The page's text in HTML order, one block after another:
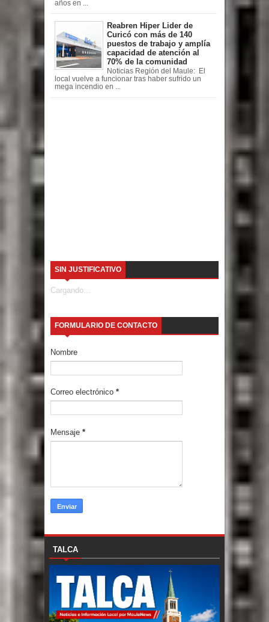
años en ...
Reabren Hiper Lider de
Curicó con más de 140
puestos de trabajo y amplía
capacidad de atención al
70% de la comunidad
Noticias Región del Maule: El
local vuelve a funcionar tras haber sufrido un
mega incendio en ...
SIN JUSTIFICATIVO
Cargando...
FORMULARIO DE CONTACTO
Nombre
Correo electrónico *
Mensaje *
TALCA